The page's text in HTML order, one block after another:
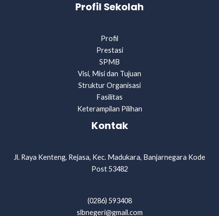
Profil Sekolah
Profil
Prestasi
SPMB
Visi, Misi dan Tujuan
Struktur Organisasi
Fasilitas
Keterampilan Pilihan
Kontak
Jl. Raya Kenteng, Rejasa, Kec. Madukara, Banjarnegara Kode
Post 53482
(0286) 593408
slbnegeri@gmail.com